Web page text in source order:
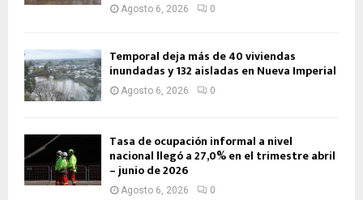
Agosto 6, 2026 0
Temporal deja más de 40 viviendas
inundadas y 132 aisladas en Nueva Imperial
Agosto 6, 2026 0
Tasa de ocupación informal a nivel
nacional llegó a 27,0% en el trimestre abril
– junio de 2026
Agosto 6, 2026 0